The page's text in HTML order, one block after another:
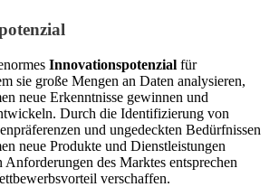
Innovationspotenzial für
sie große Mengen an Daten analysieren,
neue Erkenntnisse gewinnen und
Durch die Identifizierung von
und ungedeckten Bedürfnissen
neue Produkte und Dienstleistungen
des Marktes entsprechen
verschaffen.